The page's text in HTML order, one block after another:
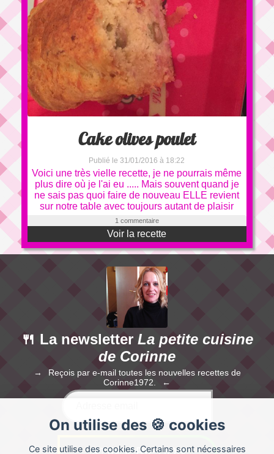
Cake olives poulet
Publié le 31/01/2016 à 18:22
Voici une très vielle recette, je ne pourrais même
plus dire où je l'ai eu ..... Mais souvent quand je
ne sais pas quoi faire de nouveau ELLE revient
sur notre table avec toujours autant de plaisir
1 commentaire
Voir la recette
On utilise des 🍪 cookies
Ce site utilise des cookies. Certains sont nécessaires
🍴 La newsletter La petite cuisine
de Corinne
Reçois par e-mail toutes les nouvelles recettes de
Corinne1972.